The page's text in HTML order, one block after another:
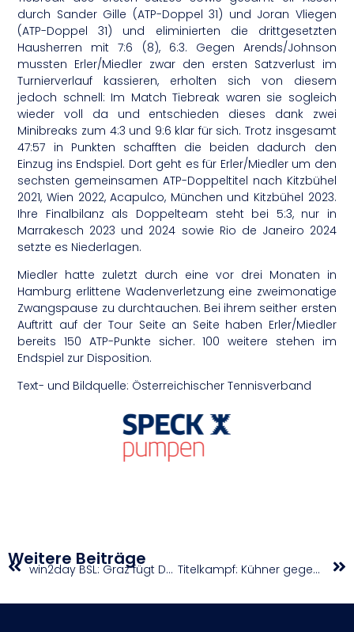
durch Sander Gille (ATP-Doppel 31) und Joran Vliegen
(ATP-Doppel 31) und eliminierten die drittgesetzten
Hausherren mit 7:6 (8), 6:3. Gegen Arends/Johnson
mussten Erler/Miedler zwar den ersten Satzverlust im
Turnierverlauf kassieren, erholten sich von diesem
jedoch schnell: Im Match Tiebreak waren sie sogleich
wieder voll da und entschieden dieses dank zwei
Minibreaks zum 4:3 und 9:6 klar für sich. Trotz insgesamt
47:57 in Punkten schafften die beiden dadurch den
Einzug ins Endspiel. Dort geht es für Erler/Miedler um den
sechsten gemeinsamen ATP-Doppeltitel nach Kitzbühel
2021, Wien 2022, Acapulco, München und Kitzbühel 2023.
Ihre Finalbilanz als Doppelteam steht bei 5:3, nur in
Marrakesch 2023 und 2024 sowie Rio de Janeiro 2024
setzte es Niederlagen.
Miedler hatte zuletzt durch eine vor drei Monaten in
Hamburg erlittene Wadenverletzung eine zweimonatige
Zwangspause zu durchtauchen. Bei ihrem seither ersten
Auftritt auf der Tour Seite an Seite haben Erler/Miedler
bereits 150 ATP-Punkte sicher. 100 weitere stehen im
Endspiel zur Disposition.
Text- und Bildquelle: Österreichischer Tennisverband
Weitere Beiträge win2day BSL: Graz fügt Dukes die erste Saisonniederlage zu Titelkampf: Kühner gegen Olympiasieger Kukuk